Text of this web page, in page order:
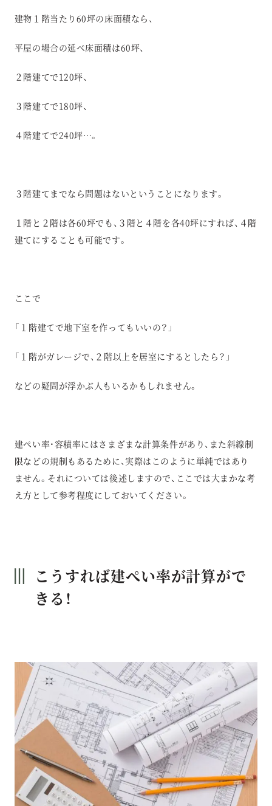
建物１階当たり60坪の床面積なら、
平屋の場合の延べ床面積は60坪、
２階建てで120坪、
３階建てで180坪、
４階建てで240坪…。
３階建てまでなら問題はないということになります。
１階と２階は各60坪でも、３階と４階を各40坪にすれば、４階
建てにすることも可能です。
ここで
「１階建てで地下室を作ってもいいの？」
「１階がガレージで、２階以上を居室にするとしたら？」
などの疑問が浮かぶ人もいるかもしれません。
建ぺい率・容積率にはさまざまな計算条件があり、また斜線制
限などの規制もあるために、実際はこのように単純ではあり
ません。それについては後述しますので、ここでは大まかな考
え方として参考程度にしておいてください。
こうすれば建ぺい率が計算がで
きる！